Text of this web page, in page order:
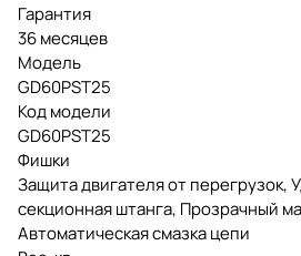
Гарантия
36 месяцев
Модель
GD60PST25
Код модели
GD60PST25
Фишки
Защита двигателя от перегрузок,
секционная штанга, Прозрачный
Автоматическая смазка цепи